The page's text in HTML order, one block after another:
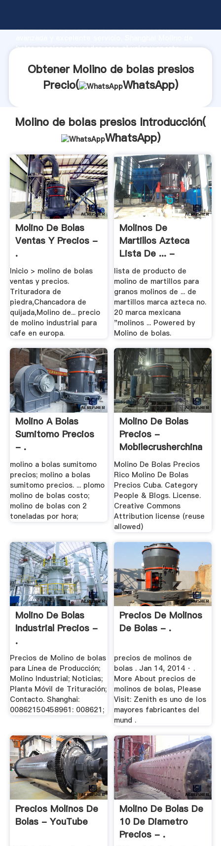
capacidad de producción, fuerza de investigación
bolas presios proveedor crea el valor y aporta
Obtener Molino de bolas presios
Precio(
WhatsApp)
Molino de bolas presios Introducción(
WhatsApp)
Molino De Bolas
Ventas Y Precios -
.
Inicio > molino de bolas
ventas y precios.
Trituradora de
piedra,Chancadora de
quijada,Molino de... precio
de molino industrial para
cafe en europa.
Molinos De
Martillos Azteca
Lista De ... -
Molino-De .
lista de producto de
molino de martillos para
granos molinos de ... de
martillos marca azteca no.
20 marca mexicana
"molinos ... Powered by
Molino de bolas.
Molino A Bolas
Sumitomo Precios
- .
molino a bolas sumitomo
precios; molino a bolas
sumitomo precios. ... plomo
molino de bolas costo;
molino de bolas con 2
toneladas por hora;
Molino De Bolas
Precios -
Mobilecrusherchina
Molino De Bolas Precios
Rico Molino De Bolas
Precios Cuba. Category
People & Blogs. License.
Creative Commons
Attribution license (reuse
allowed)
Molino De Bolas
Industrial Precios -
.
Precios de Molino de bolas
para Línea de Producción;
Molino Industrial; Noticias;
Planta Móvil de Trituración;
Contacto. Shanghai:
00862150458961: 008621;
Precios De Molinos
De Bolas - .
precios de molinos de
bolas . Jan 14, 2014 · .
More About precios de
molinos de bolas, Please
Visit: Zenith es uno de los
mayores fabricantes del
mund .
Precios Molinos De
Bolas - YouTube
Molino De Bolas De
10 De Diametro
Precios - .